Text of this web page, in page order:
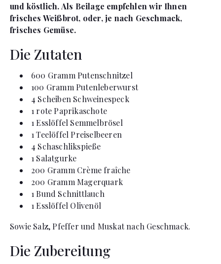
und köstlich. Als Beilage empfehlen wir Ihnen
frisches Weißbrot, oder, je nach Geschmack,
frisches Gemüse.
Die Zutaten
600 Gramm Putenschnitzel
100 Gramm Putenleberwurst
4 Scheiben Schweinespeck
1 rote Paprikaschote
1 Esslöffel Semmelbrösel
1 Teelöffel Preiselbeeren
4 Schaschlikspieße
1 Salatgurke
200 Gramm Crème fraîche
200 Gramm Magerquark
1 Bund Schnittlauch
1 Esslöffel Olivenöl
Sowie Salz, Pfeffer und Muskat nach Geschmack.
Die Zubereitung